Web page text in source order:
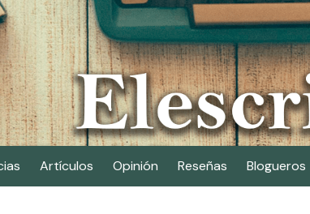
Artículos Opinión Reseñas Blogueros